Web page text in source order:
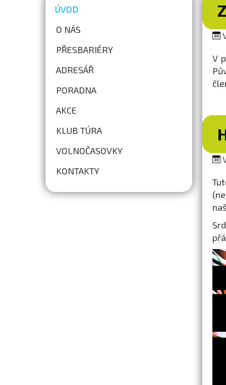
ÚVOD
O NÁS
PŘESBARIÉRY
ADRESÁŘ
PORADNA
AKCE
KLUB TÚRA
VOLNOČASOVKY
KONTAKTY
V